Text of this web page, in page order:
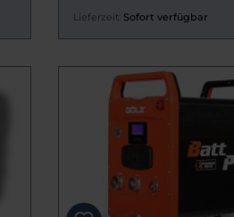
Lieferzeit: Sofort verfügbar